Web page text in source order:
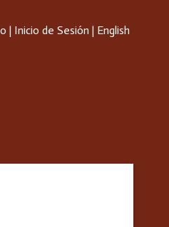
| Inicio de Sesión | English